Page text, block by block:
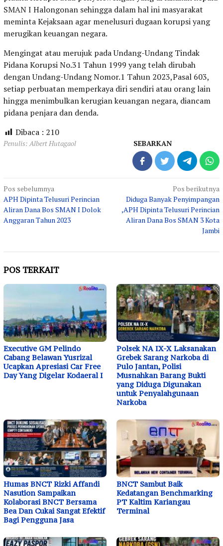
SMAN I Halongonan sehingga dalam hal ini masyarakat
meminta Kejaksaan agar menelusuri dugaan korupsi yang
merugikan keuangan negara.
Mengingat atau merujuk pada Undang-Undang Tindak
Pidana Korupsi No.31 Tahun 1999 yang telah dirubah
dengan Undang-Undang Nomor.1 Tahun 2023,Pasal 603,
setiap perbuatan memperkaya diri sendiri atau orang lain
hingga menimbulkan kerugian keuangan negara, diancam
pidana penjara dan denda.
Dibaca : 210
Penulis: Albert Hutagaol SEBARKAN
Navigasi
pos
Pos sebelumnya
APH Dipinta Telusuri Perincian
Aliran Dana Bos SMAN I Dolok
Anggaran Tahun 2023
Pos berikutnya
Diduga Banyak Penyimpangan
,APH Dipinta Telusuri Perincian
Aliran Dana Bos SMAN 3 Kota
Jambi
POS TERKAIT
Executive GM Pelindo
Cabang Belawan Yusrizal
Ucapkan Apresiasi Car Free
Day Yang Digelar Kodaeral I
Polsek NA IX-X Laksanakan
Grebek Sarang Narkoba di
Pulo Jantan, Polisi
Musnahkan Barang Bukti
yang Diduga Digunakan
untuk Penyalahgunaan
Narkoba
Humas BNCT Rizki Affandi
Nasution Sampaikan
Kolaborasi BNCT Bersama
Bea Dan Cukai Sangat Efektif
Bagi Pengguna Jasa
BNCT Sambut Baik
Kedatangan Benchmarking
PT Kaltim Kariangau
Terminal